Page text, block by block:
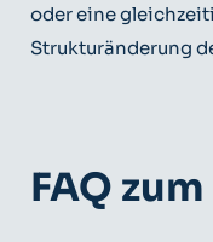
oder eine
Strukturänderung
FAQ